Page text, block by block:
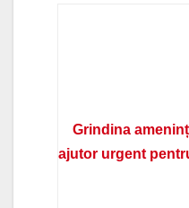
Grindina
ajutor urgent